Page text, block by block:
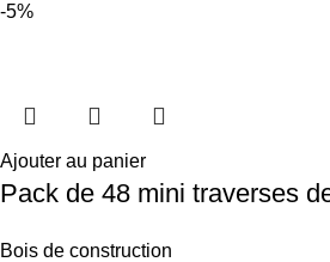
-5%
Ajouter au panier
Pack de 48 mini traverses
Bois de construction